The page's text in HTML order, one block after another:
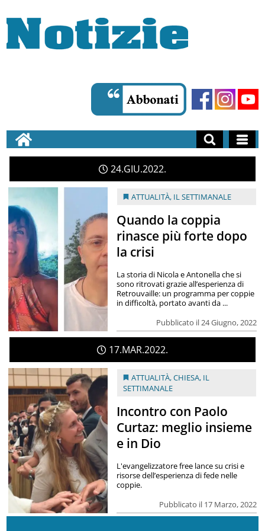
24 GIU 2022
ATTUALITÀ, IL SETTIMANALE
Quando la coppia
rinasce più forte dopo
la crisi
Pubblicato il 24 Giugno, 2022
La storia di Nicola e Antonella che si
sono ritrovati grazie all’esperienza di
Retrouvaille: un programma per coppie
in difficoltà, portato avanti da ...
17 MAR2022
ATTUALITÀ,CHIESA, IL
SETTIMANALE
Incontro con Paolo
Curtaz: meglio insieme
e in Dio
Pubblicato il 17 Marzo, 2022
L'evangelizzatore free lance su crisi e
risorse dell’esperienza di fede nelle
coppie.